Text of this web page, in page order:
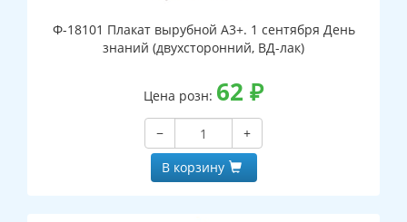
Ф-18101 Плакат вырубной А3+. 1 сентября День
знаний (двухсторонний, ВД-лак)
Цена розн: 62 ₽
−
+
В корзину